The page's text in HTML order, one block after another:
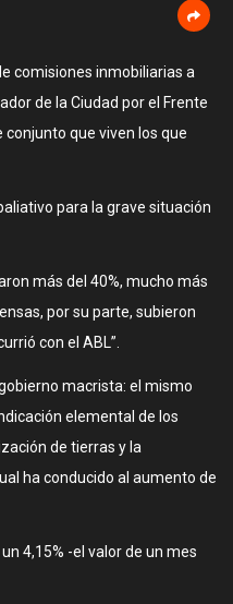
comisiones inmobiliarias a
de la Ciudad por el Frente
que viven los que
para la grave situación
más del 40%, mucho más
por su parte, subieron
con el ABL”.
macrista: el mismo
elemental de los
de tierras y la
ha conducido al aumento de
4,15% -el valor de un mes